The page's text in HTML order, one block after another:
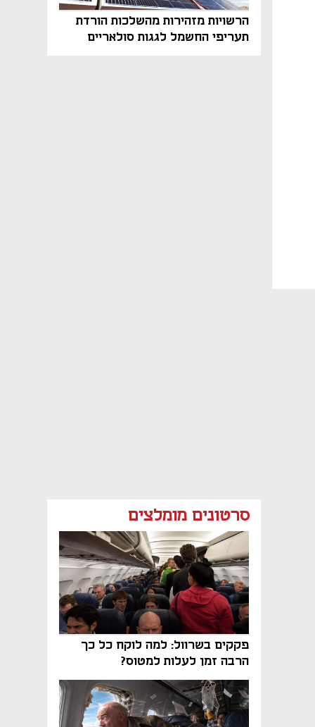
הרשויות מזהירות מהשלכות הורדת
תעריפי החשמל לגגות סולאריים
סרטונים מומלצים
פקקים בשרוול: למה לוקח כל כך
הרבה זמן לעלות למטוס?